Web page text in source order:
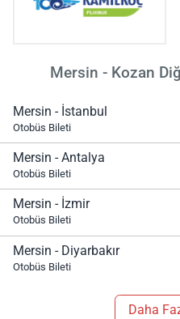
Mersin - Kozan
Mersin - İstanbul
Otobüs Bileti
Mersin - Antalya
Otobüs Bileti
Mersin - İzmir
Otobüs Bileti
Mersin - Diyarbakır
Otobüs Bileti
Daha